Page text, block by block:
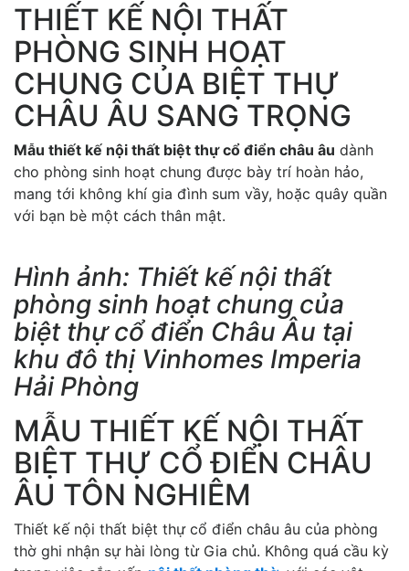
THIẾT KẾ NỘI THẤT
PHÒNG SINH HOẠT
CHUNG CỦA BIỆT THỰ
CHÂU ÂU SANG TRỌNG
Mẫu thiết kế nội thất biệt thự cổ điển châu âu dành
cho phòng sinh hoạt chung được bày trí hoàn hảo,
mang tới không khí gia đình sum vầy, hoặc quây quần
với bạn bè một cách thân mật.
Hình ảnh: Thiết kế nội thất
phòng sinh hoạt chung của
biệt thự cổ điển Châu Âu tại
khu đô thị Vinhomes Imperia
Hải Phòng
MẪU THIẾT KẾ NỘI THẤT
BIỆT THỰ CỔ ĐIỂN CHÂU
ÂU TÔN NGHIÊM
Thiết kế nội thất biệt thự cổ điển châu âu của phòng
thờ ghi nhận sự hài lòng từ Gia chủ. Không quá cầu kỳ